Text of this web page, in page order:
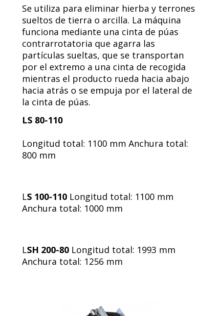
Se utiliza para eliminar hierba y terrones
sueltos de tierra o arcilla. La máquina
funciona mediante una cinta de púas
contrarrotatoria que agarra las
partículas sueltas, que se transportan
por el extremo a una cinta de recogida
mientras el producto rueda hacia abajo
hacia atrás o se empuja por el lateral de
la cinta de púas.
LS 80-110
Longitud total: 1100 mm Anchura total:
800 mm
LS 100-110Longitud total: 1100 mm
Anchura total: 1000 mm
LSH 200-80Longitud total: 1993 mm
Anchura total: 1256 mm